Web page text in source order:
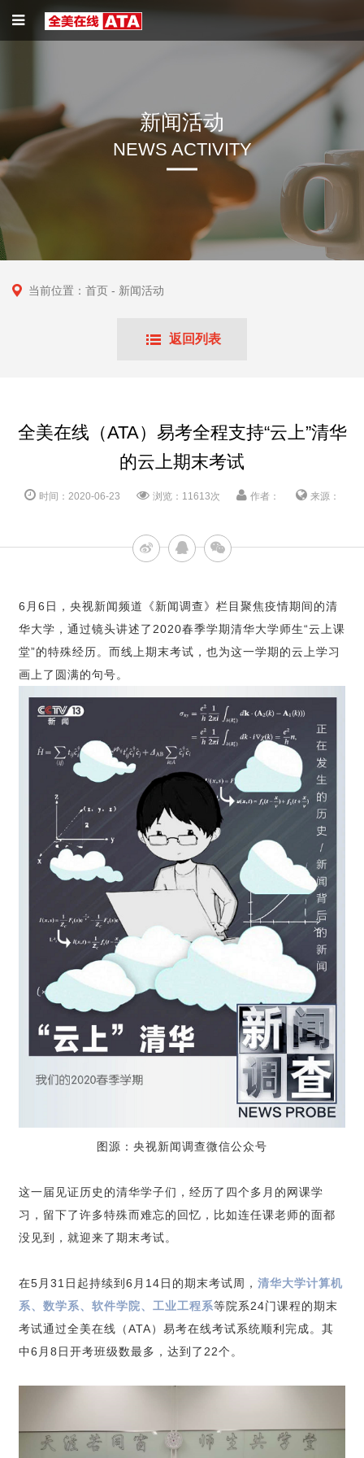
新闻活动
NEWS ACTIVITY
当前位置： 首页 - 新闻活动
返回列表
全美在线（ATA）易考全程支持“云上”清华
的云上期末考试
时间：2020-06-23 浏览：11613次 作者： 来源：
6月6日，央视新闻频道《新闻调查》栏目聚焦疫情期间的清
华大学，通过镜头讲述了2020春季学期清华大学师生“云上课
堂”的特殊经历。 而线上期末考试，也为这一学期的云上学习
画上了圆满的句号。
图源：央视新闻调查微信公众号
这一届见证历史的清华学子们，经历了四个多月的网课学
习，留下了许多特殊而难忘的回忆，比如连任课老师的面都
没见到，就迎来了期末考试。
在5月31日起持续到6月14日的期末考试周， 清华大学计算机
系、数学系、软件学院、工业工程系等院系24门课程的期末
考试通过全美在线（ATA）易考在线考试系统顺利完成。其
中6月8日开考班级数最多，达到了22个。